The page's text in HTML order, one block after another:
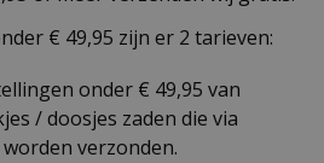
€ 49,95 zijn er 2 tarieven:
onder € 49,95 van
/ doosjes zaden die via
verzonden.